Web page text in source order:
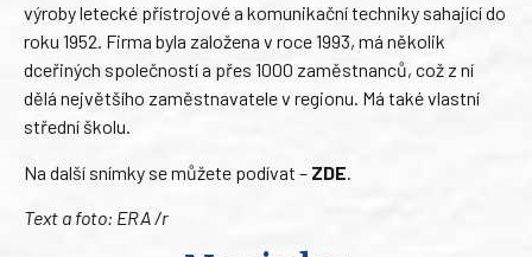
výroby letecké přístrojové a komunikační techniky sahající do
roku 1952. Firma byla založena v roce 1993, má několik
dceřiných společností a přes 1000 zaměstnanců, což z ní
dělá největšího zaměstnavatele v regionu. Má také vlastní
střední školu.
Na další snímky se můžete podívat – ZDE
Text a foto: ERA /r